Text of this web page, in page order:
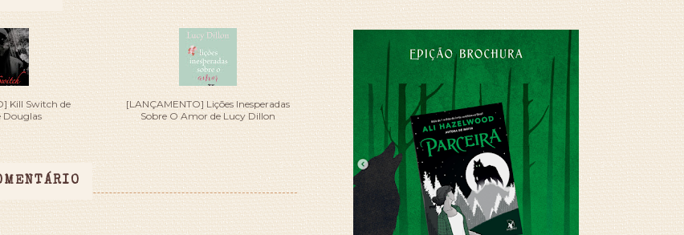
Kill Switch de
Douglas
[LANÇAMENTO] Lições Inesperadas
Sobre O Amor de Lucy Dillon